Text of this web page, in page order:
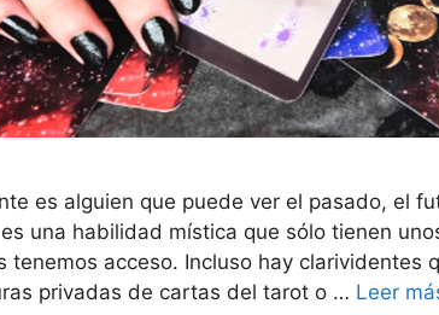
es alguien que puede ver el pasado, el
una habilidad mística que sólo tienen
tenemos acceso. Incluso hay clarividentes
privadas de cartas del tarot o … Leer